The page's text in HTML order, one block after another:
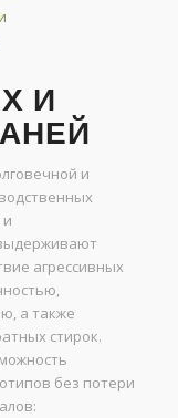
И
и
агрессивных
а также
стирок.
без потери